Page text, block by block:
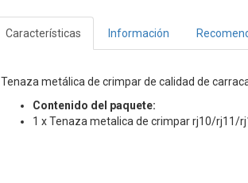
Características Información
Tenaza metálica de crimpar de calidad de
Contenido del paquete:
1 x Tenaza metalica de crimpar rj10/rj11/